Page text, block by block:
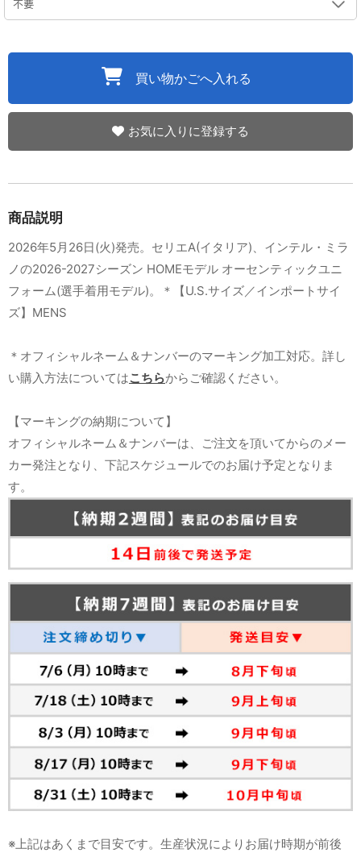
買い物かごへ入れる
お気に入りに登録する
商品説明
2026年5月26日(火)発売。セリエA(イタリア)、インテル・ミラ
ノの2026-2027シーズン HOMEモデル オーセンティックユニ
フォーム(選手着用モデル)。＊【U.S.サイズ／インポートサイ
ズ】MENS
＊オフィシャルネーム＆ナンバーのマーキング加工対応。詳し
い購入方法についてはこちらからご確認ください。
【マーキングの納期について】
オフィシャルネーム＆ナンバーは、ご注文を頂いてからのメー
カー発注となり、下記スケジュールでのお届け予定となりま
す。
※上記はあくまで目安です。生産状況によりお届け時期が前後